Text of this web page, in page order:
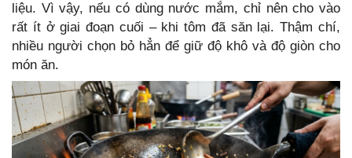
liệu. Vì vậy, nếu có dùng nước mắm, chỉ nên cho vào
rất ít ở giai đoạn cuối – khi tôm đã săn lại. Thậm chí,
nhiều người chọn bỏ hẳn để giữ độ khô và độ giòn cho
món ăn.